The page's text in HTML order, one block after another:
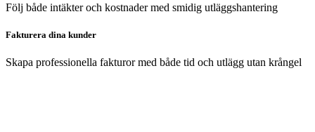
Följ både intäkter och kostnader med smidig utläggshantering
Fakturera dina kunder
Skapa professionella fakturor med både tid och utlägg utan krångel